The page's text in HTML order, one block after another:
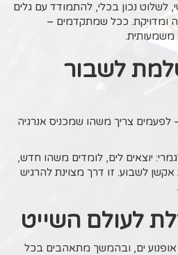
נכון בכלי, להתמודד עם גלים
ומדויקת. ככל שמתקדמים –
לשבור
צריך משהו שמכניס אנרגיה
יוצאים לים, לומדים משהו חדש,
לשבוע. זו דרך מצוינת להרגיש
ים, ובהמשך מתאהבים בכל